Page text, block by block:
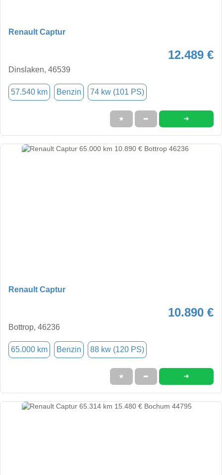
Renault Captur
12.489 €
Dinslaken, 46539
57.540 km Benzin 74 kw (101 PS)
★ ➦ ➜
Renault Captur
10.890 €
Bottrop, 46236
65.000 km Benzin 88 kw (120 PS)
★ ➦ ➜